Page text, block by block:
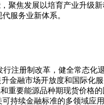
聚焦发展以培育产业升级
服务业新体系。
注册制改革，健全常态化
金融市场开放度和国际化
重要能源品种期现货价格
持续金融标准的多领域应